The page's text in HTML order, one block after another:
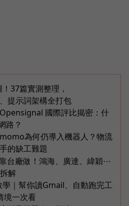
37篇實測整理，
提示詞架構全打包
國際評比揭密：什
路？
為何仍導入機器人？物流
的缺工難題
台廠做！鴻海、廣達、緯穎⋯
解
｜幫你讀Gmail、自動跑完工
境一次看